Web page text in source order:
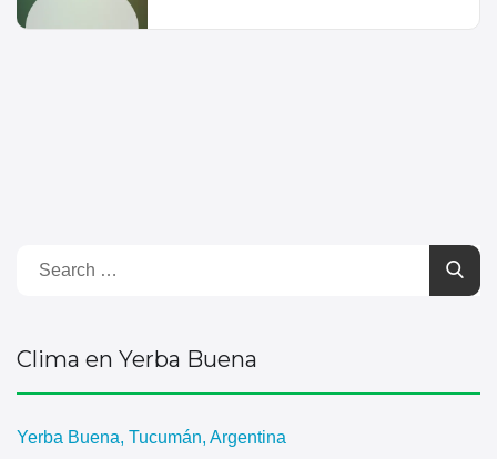
Clima en Yerba Buena
Yerba Buena, Tucumán, Argentina